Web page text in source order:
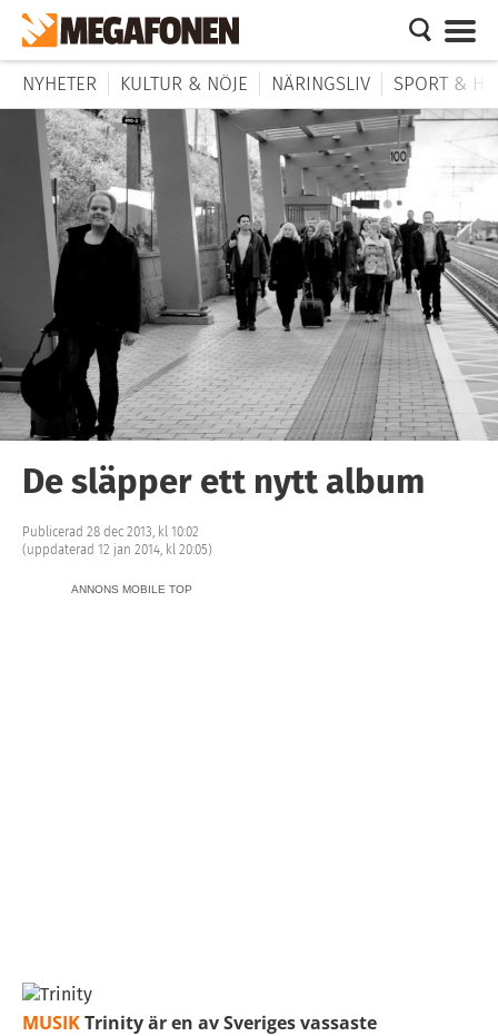
NYHETER KULTUR & NÖJE NÄRINGSLIV SPORT &
De släpper ett nytt album
Publicerad 28 dec 2013, kl 10:02
(uppdaterad 12 jan 2014, kl 20:05)
ANNONS MOBILE TOP
MUSIKTrinity är en av Sveriges vassaste